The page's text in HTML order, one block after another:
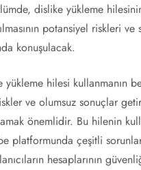
dislike yükleme
potansiyel riskleri ve
konuşulacak.
yükleme hilesi kullanmanın
ve olumsuz sonuçlar
önemlidir. Bu hilenin
platformunda çeşitli
hesaplarının